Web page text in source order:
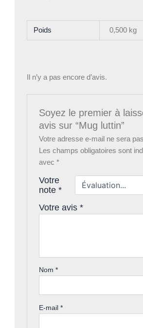
Poids 0,500 kg
Il n’y a pas encore d’avis.
Soyez le premier à
avis sur “Mug luttin”
Votre adresse e-mail ne sera
Les champs obligatoires sont
avec*
Votre
note*
Votre avis*
Nom*
E-mail*